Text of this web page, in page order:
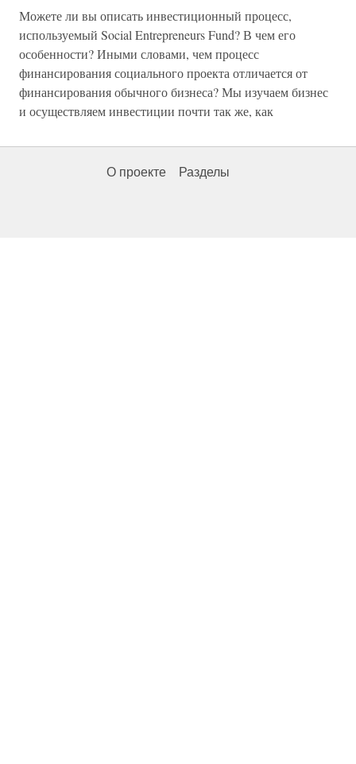
Можете ли вы описать инвестиционный процесс,
используемый Social Entrepreneurs Fund? В чем его
особенности? Иными словами, чем процесс
финансирования социального проекта отличается от
финансирования обычного бизнеса? Мы изучаем бизнес
и осуществляем инвестиции почти так же, как
О проекте Разделы